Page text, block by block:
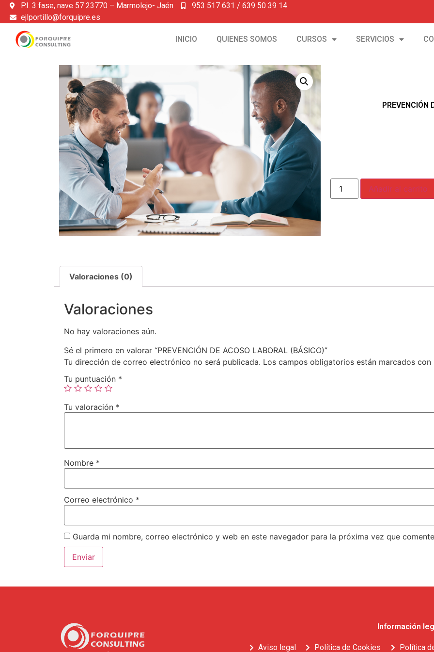
P.I. 3 fase, nave 57 23770 – Marmolejo- Jaén
953 517 631 / 639 50 39 14
ejlportillo@forquipre.es
INICIO QUIENES SOMOS CURSOS SERVICIOS
PREVENCIÓN
Añadir al carrito
Valoraciones (0)
Valoraciones
No hay valoraciones aún.
Sé el primero en valorar “PREVENCIÓN DE ACOSO LABORAL (BÁSICO)”
Tu dirección de correo electrónico no será publicada. Los campos obligatorios están marcados con
Tu puntuación *
Tu valoración *
Nombre *
Correo electrónico *
Guarda mi nombre, correo electrónico y web en este navegador para la próxima vez que
Información
Aviso legal Política de Cookies Política